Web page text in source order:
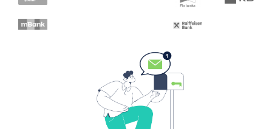
Když rozhoduje stres: nové
triky bankovních podvodníků
Partners Banka spouští
termínovaný vklad 4,33 %
p.a. na 6 měsíců